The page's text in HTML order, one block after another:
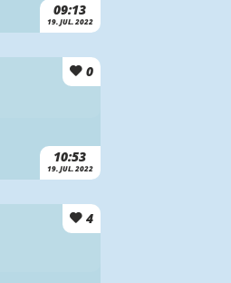
09:13
19. JUL. 2022
0
10:53
19. JUL. 2022
4